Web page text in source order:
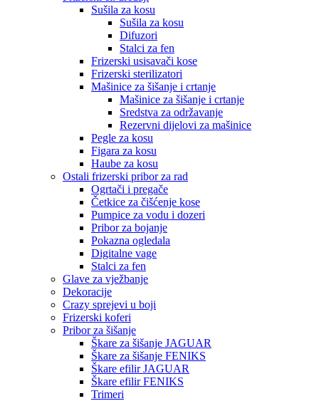
Sušila za kosu
Sušila za kosu
Difuzori
Stalci za fen
Frizerski usisavači kose
Frizerski sterilizatori
Mašinice za šišanje i crtanje
Mašinice za šišanje i crtanje
Sredstva za održavanje
Rezervni dijelovi za mašinice
Pegle za kosu
Figara za kosu
Haube za kosu
Ostali frizerski pribor za rad
Ogrtači i pregače
Četkice za čišćenje kose
Pumpice za vodu i dozeri
Pribor za bojanje
Pokazna ogledala
Digitalne vage
Stalci za fen
Glave za vježbanje
Dekoracije
Crazy sprejevi u boji
Frizerski koferi
Pribor za šišanje
Škare za šišanje JAGUAR
Škare za šišanje FENIKS
Škare efilir JAGUAR
Škare efilir FENIKS
Trimeri